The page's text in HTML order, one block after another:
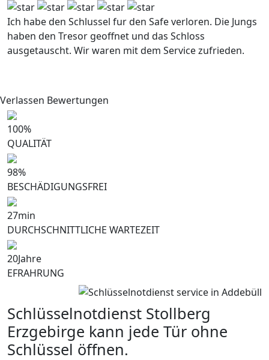
Ich habe den Schlussel fur den Safe verloren. Die Jungs
haben den Tresor geoffnet und das Schloss
ausgetauscht. Wir waren mit dem Service zufrieden.
Verlassen Bewertungen
100%
QUALITÄT
98%
BESCHÄDIGUNGSFREI
27min
DURCHSCHNITTLICHE WARTEZEIT
20Jahre
EFRAHRUNG
Schlüsselnotdienst Stollberg
Erzgebirge kann jede Tür ohne
Schlüssel öffnen.